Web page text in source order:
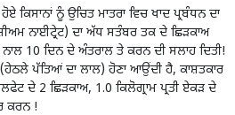
ਕਿਸਾਨਾਂ ਨੂੰ ਉਚਿਤ ਮਾਤਰਾ ਵਿਚ ਖਾਦ ਪ੍ਰਬੰਧਨ ਦਾ
ਨਾਈਟ੍ਰੇਟ) ਦਾ ਅੱਧ ਸਤੰਬਰ ਤਕ ਦੇ ਛਿੜਕਾਅ
ਨਾਲ 10 ਦਿਨ ਦੇ ਅੰਤਰਾਲ ਤੇ ਕਰਨ ਦੀ ਸਲਾਹ ਦਿਤੀ!
(ਹੇਠਲੇ ਪੱਤਿਆਂ ਦਾ ਲਾਲ) ਹੋਣਾ ਆਉਂਦੀ ਹੈ, ਕਾਸ਼ਤਕਾਰ
ਦੇ 2 ਛਿੜਕਾਅ, 1.0 ਕਿਲੋਗ੍ਰਾਮ ਪ੍ਰਤੀ ਏਕੜ ਦੇ
ਕਰਨ !